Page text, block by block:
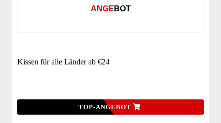
ANGEBOT
Kissen für alle Länder ab €24
TOP-ANGEBOT